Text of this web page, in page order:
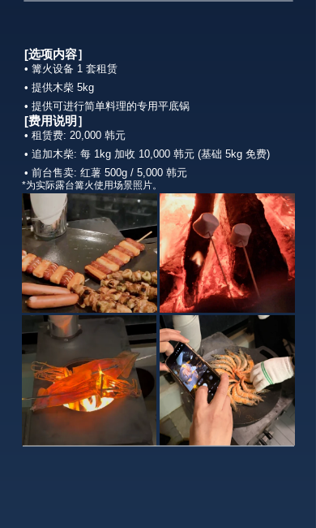
[选项内容］
• 篝火设备 1 套租赁
• 提供木柴 5kg
• 提供可进行简单料理的专用平底锅
[费用说明］
• 租赁费: 20,000 韩元
• 追加木柴: 每 1kg 加收 10,000 韩元 (基础 5kg 免费)
• 前台售卖: 红薯 500g / 5,000 韩元
*为实际露台篝火使用场景照片。